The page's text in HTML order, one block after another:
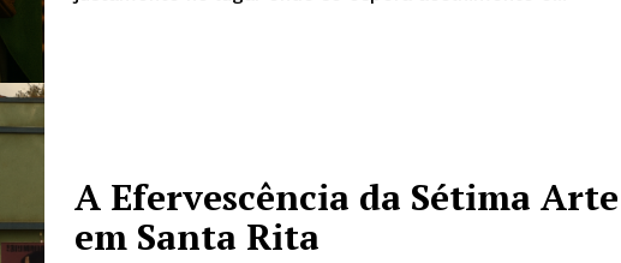
A Efervescência da Sétima Arte
em Santa Rita